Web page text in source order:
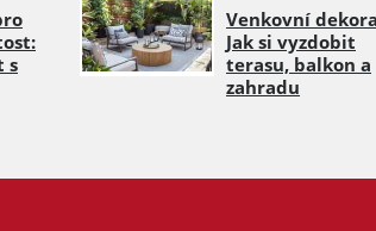
s
Venkovní
Jak si vyzdobit
terasu, balkon a
zahradu